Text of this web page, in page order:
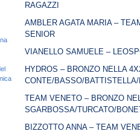
RAGAZZI
AMBLER AGATA MARIA –
SENIOR
VIANELLO SAMUELE –
HYDROS – BRONZO NELLA
CONTE/BASSO/
TEAM VENETO – BRONZO
SGARBOSSA/TURCATO/
BIZZOTTO ANNA – TEAM